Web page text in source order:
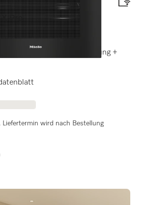
Pro
Backen, Braten mit Vernetzung +
Energielabel
Liefertermin wird nach Bestellung